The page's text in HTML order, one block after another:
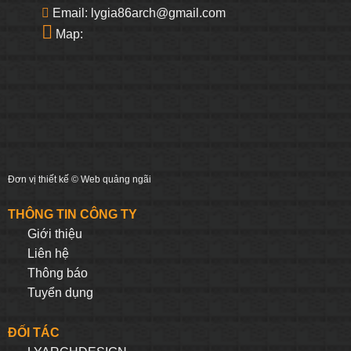
Email: lygia86arch@gmail.com
Map:
Đơn vị thiết kế © Web quảng ngãi
THÔNG TIN CÔNG TY
Giới thiệu
Liên hệ
Thông báo
Tuyển dụng
ĐỐI TÁC